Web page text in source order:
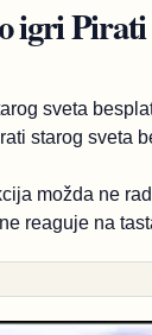
igri
sveta
starog sveta
možda ne
reaguje na